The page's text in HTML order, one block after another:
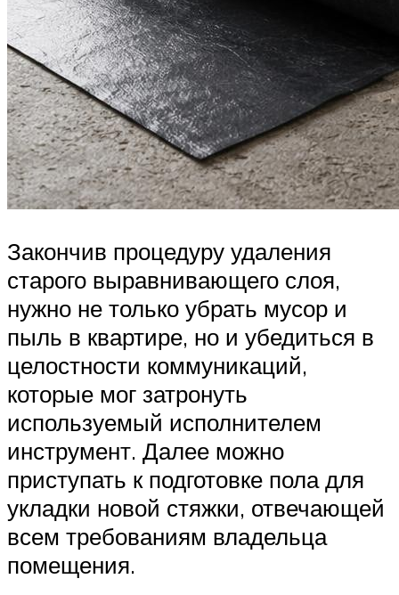
Закончив процедуру удаления
старого выравнивающего слоя,
нужно не только убрать мусор и
пыль в квартире, но и убедиться в
целостности коммуникаций,
которые мог затронуть
используемый исполнителем
инструмент. Далее можно
приступать к подготовке пола для
укладки новой стяжки, отвечающей
всем требованиям владельца
помещения.